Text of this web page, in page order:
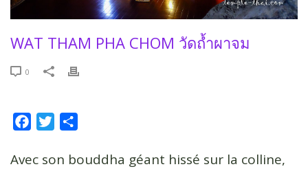
WAT THAM PHA CHOM วัดถ้ำผาจม
0
c
i
r
Avec son bouddha géant hissé sur la colline,